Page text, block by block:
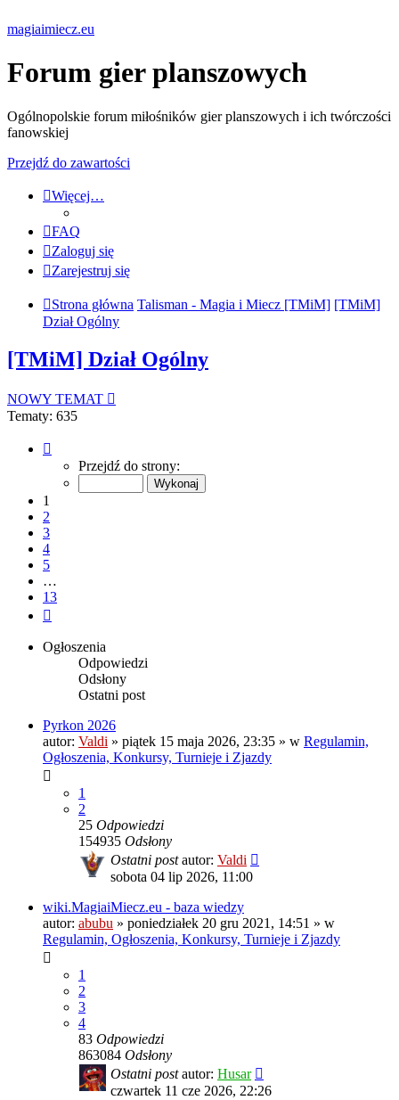
magiaimiecz.eu
Forum gier planszowych
Ogólnopolskie forum miłośników gier planszowych i ich twórczości
fanowskiej
Przejdź do zawartości
Więcej…
FAQ
Zaloguj się
Zarejestruj się
Strona główna Talisman - Magia i Miecz [TMiM] [TMiM]
Dział Ogólny
[TMiM] Dział Ogólny
NOWY TEMAT
Tematy: 635
Przejdź do strony:
1
2
3
4
5
…
13
Ogłoszenia
Odpowiedzi
Odsłony
Ostatni post
Pyrkon 2026
autor: Valdi » piątek 15 maja 2026, 23:35 » w Regulamin,
Ogłoszenia, Konkursy, Turnieje i Zjazdy
1
2
25 Odpowiedzi
154935 Odsłony
Ostatni postautor: Valdi
sobota 04 lip 2026, 11:00
wiki.MagiaiMiecz.eu - baza wiedzy
autor: abubu » poniedziałek 20 gru 2021, 14:51 » w
Regulamin, Ogłoszenia, Konkursy, Turnieje i Zjazdy
1
2
3
4
83 Odpowiedzi
863084 Odsłony
Ostatni postautor: Husar
czwartek 11 cze 2026, 22:26